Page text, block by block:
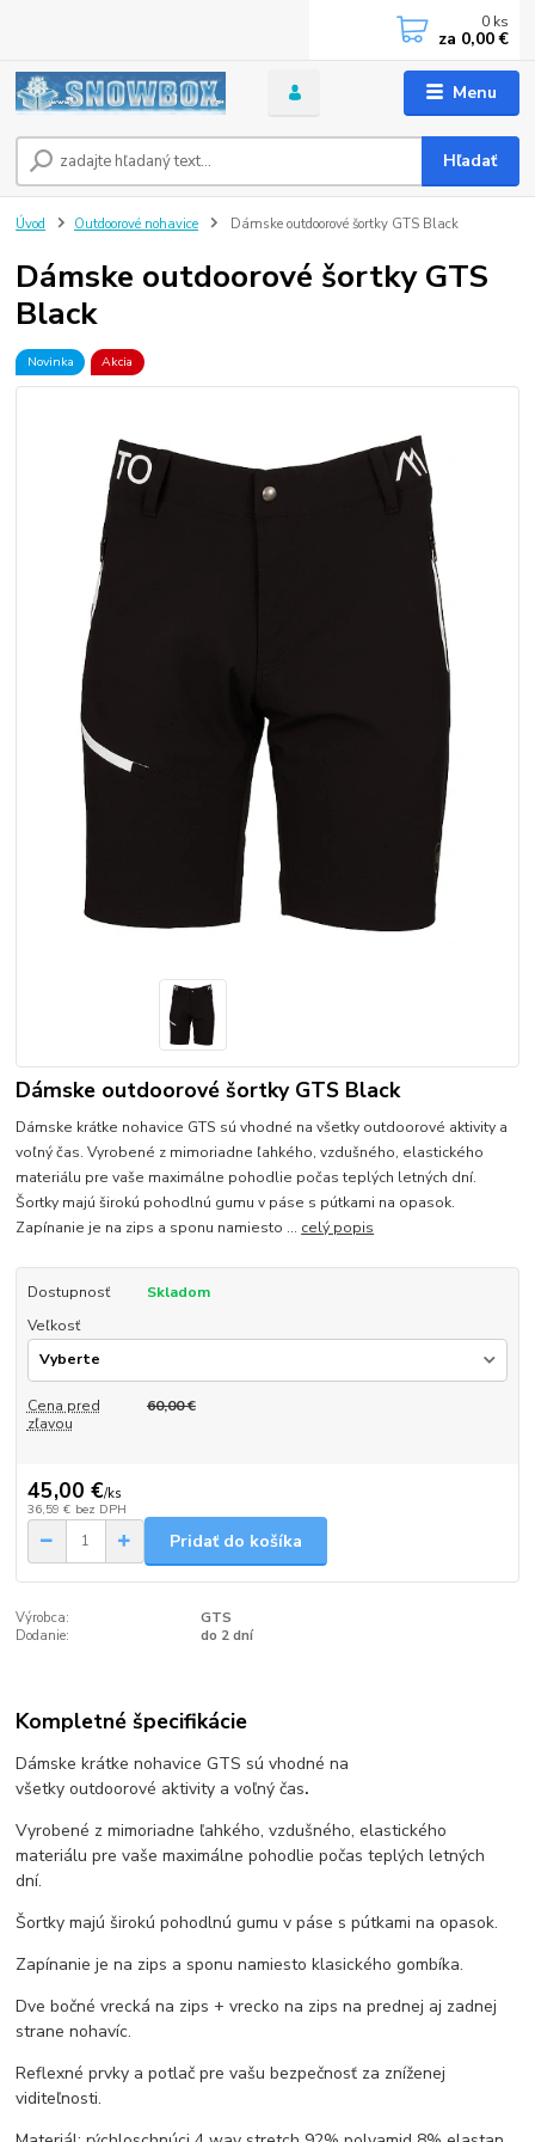
Menu
Hľadať
0 ks
za 0,00 €
Úvod Outdoorové nohavice Dámske outdoorové šortky GTS Black
Dámske outdoorové šortky GTS
Black
Novinka Akcia
Dámske outdoorové šortky GTS Black
Dámske krátke nohavice GTS sú vhodné na všetky outdoorové aktivity a
voľný čas. Vyrobené z mimoriadne ľahkého, vzdušného, elastického
materiálu pre vaše maximálne pohodlie počas teplých letných dní.
Šortky majú širokú pohodlnú gumu v páse s pútkami na opasok.
Zapínanie je na zips a sponu namiesto ... celý popis
Dostupnosť
Skladom
Veľkosť
Cena pred
zľavou
60,00 €
45,00 €/ks
36,59 € bez DPH
Pridať do košíka
Výrobca:
GTS
Dodanie:
do 2 dní
Kompletné špecifikácie
Dámske krátke nohavice GTS sú vhodné na
všetky outdoorové aktivity a voľný čas.
Vyrobené z mimoriadne ľahkého, vzdušného, elastického
materiálu pre vaše maximálne pohodlie počas teplých letných
dní.
Šortky majú širokú pohodlnú gumu v páse s pútkami na opasok.
Zapínanie je na zips a sponu namiesto klasického gombíka.
Dve bočné vrecká na zips + vrecko na zips na prednej aj zadnej
strane nohavíc.
Reflexné prvky a potlač pre vašu bezpečnosť za zníženej
viditeľnosti.